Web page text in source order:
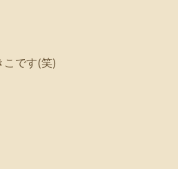
こです(笑)